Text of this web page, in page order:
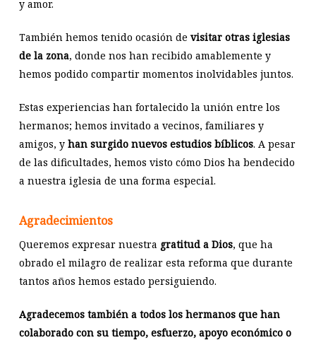
y amor.
También hemos tenido ocasión de visitar otras iglesias
de la zona, donde nos han recibido amablemente y
hemos podido compartir momentos inolvidables juntos.
Estas experiencias han fortalecido la unión entre los
hermanos; hemos invitado a vecinos, familiares y
amigos, y han surgido nuevos estudios bíblicos. A pesar
de las dificultades, hemos visto cómo Dios ha bendecido
a nuestra iglesia de una forma especial.
Agradecimientos
Queremos expresar nuestra gratitud a Dios, que ha
obrado el milagro de realizar esta reforma que durante
tantos años hemos estado persiguiendo.
Agradecemos también a todos los hermanos que han
colaborado con su tiempo, esfuerzo, apoyo económico o